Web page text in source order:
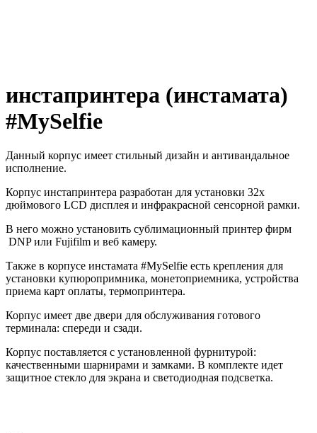
инстапринтера (инстамата)
#MySelfie
Данный корпус имеет стильный дизайн и антивандальное
исполнение.
Корпус инстапринтера разработан для установки 32х
дюймового LCD дисплея и инфракрасной сенсорной рамки.
В него можно установить сублимационный принтер фирм
DNP или Fujifilm и веб камеру.
Также в корпусе инстамата #MySelfie есть крепления для
установки купюропримника, монетоприемника, устройства
приема карт оплаты, термопринтера.
Корпус имеет две двери для обслуживания готового
терминала: спереди и сзади.
Корпус поставляется с установленной фурнитурой:
качественными шарнирами и замками. В комплекте идет
защитное стекло для экрана и светодиодная подсветка.